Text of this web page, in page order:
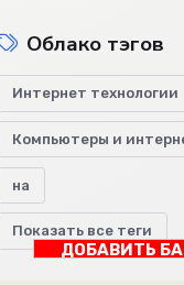
Облако тэгов
Интернет технологии
Компьютеры и
на
Показать все теги
ДОБАВИТЬ